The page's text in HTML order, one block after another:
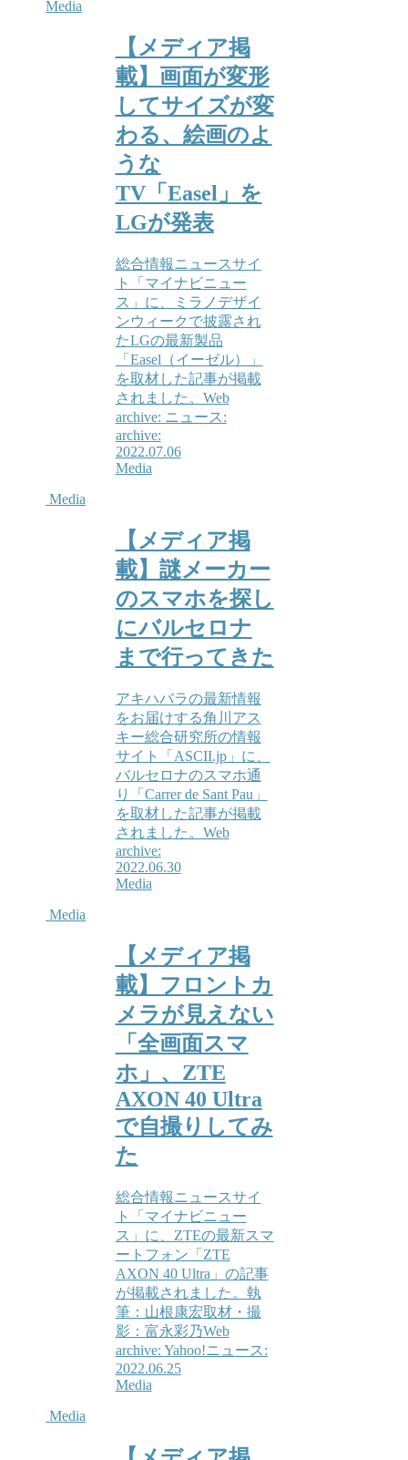
Media
【メディア掲
載】画面が変形
してサイズが変
わる、絵画のよ
うな
TV「Easel」を
LGが発表
総合情報ニュースサイ
ト「マイナビニュー
ス」に、ミラノデザイ
ンウィークで披露され
たLGの最新製品
「Easel（イーゼル）」
を取材した記事が掲載
されました。Web
archive: ニュース:
archive:
2022.07.06
Media
Media
【メディア掲
載】謎メーカー
のスマホを探し
にバルセロナ
まで行ってきた
アキハバラの最新情報
をお届けする角川アス
キー総合研究所の情報
サイト「ASCII.jp」に、
バルセロナのスマホ通
り「Carrer de Sant Pau」
を取材した記事が掲載
されました。Web
archive:
2022.06.30
Media
Media
【メディア掲
載】フロントカ
メラが見えない
「全画面スマ
ホ」、ZTE
AXON 40 Ultra
で自撮りしてみ
た
総合情報ニュースサイ
ト「マイナビニュー
ス」に、ZTEの最新スマ
ートフォン「ZTE
AXON 40 Ultra」の記事
が掲載されました。執
筆：山根康宏取材・撮
影：富永彩乃Web
archive: Yahoo!ニュース:
2022.06.25
Media
Media